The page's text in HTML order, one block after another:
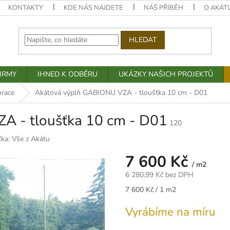
KONTAKTY KDE NÁS NAJDETE NÁŠ PŘÍBĚH O
HLEDAT
IHNED K ODBĚRU UKÁZKY NAŠICH PROJEKTŮ
Akátová výplň GABIONU VZA - tloušťka 10 cm - D01
- tloušťka 10 cm - D01 120
Vše z Akátu
7 600 Kč / m2
6 280,99 Kč bez DPH
Měrná
7 600 Kč / 1 m2
Vyrábíme na míru